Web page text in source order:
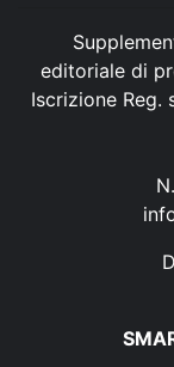
editoriale di
Iscrizione Reg.